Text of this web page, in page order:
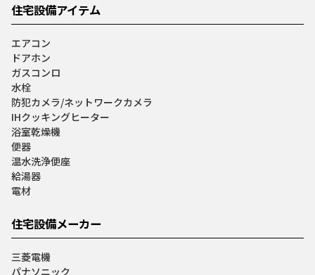
住宅設備アイテム
エアコン
ドアホン
ガスコンロ
水栓
防犯カメラ/ネットワークカメラ
IHクッキングヒーター
浴室乾燥機
便器
温水洗浄便座
給湯器
電材
住宅設備メーカー
三菱電機
パナソニック